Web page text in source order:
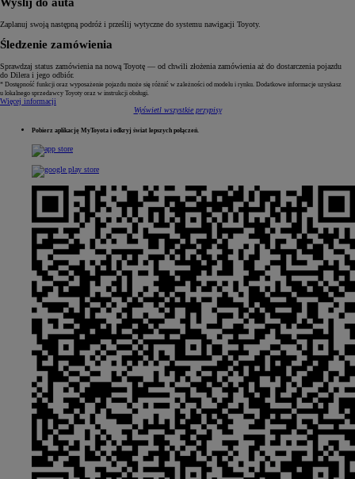
Wyślij do auta
Zaplanuj swoją następną podróż i prześlij wytyczne do systemu nawigacji Toyoty.
Śledzenie zamówienia
Sprawdzaj status zamówienia na nową Toyotę — od chwili złożenia zamówienia aż do dostarczenia pojazdu
do Dilera i jego odbiór.
* Dostępność funkcji oraz wyposażenie pojazdu może się różnić w zależności od modelu i rynku. Dodatkowe informacje uzyskasz
u lokalnego sprzedawcy Toyoty oraz w instrukcji obsługi.
Więcej informacji
Wyświetl wszystkie przypisy
Pobierz aplikację MyToyota i odkryj świat lepszych połączeń.